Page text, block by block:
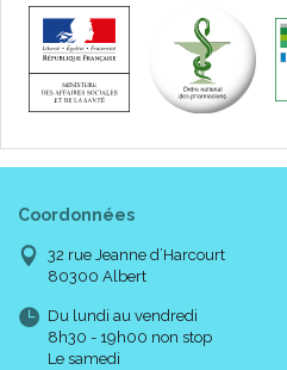
Coordonnées
32 rue Jeanne d’Harcourt
80300 Albert
Du lundi au vendredi
8h30 - 19h00 non stop
Le samedi